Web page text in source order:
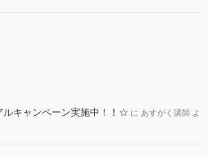
キャンペーン実施中！！☆ に あすがく講師 よ